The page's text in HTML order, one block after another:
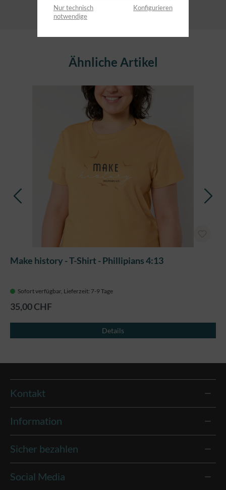
Produktgalerie überspringenÄhnliche Artikel
Make history - T-Shirt - Phillipians 4:13
Sofort verfügbar, Lieferzeit: 7-9 Tage
35,00 CHF
Details
Kontakt
Information
Sicher bezahlen
Social Media
Nur technisch
notwendige
Konfigurieren